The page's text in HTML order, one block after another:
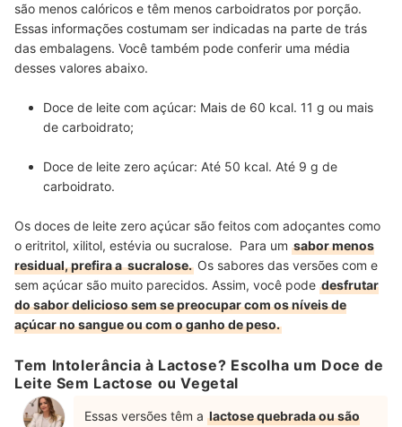
são menos calóricos e têm menos carboidratos por porção.
Essas informações costumam ser indicadas na parte de trás
das embalagens. Você também pode conferir uma média
desses valores abaixo.
Doce de leite com açúcar: Mais de 60 kcal. 11 g ou mais
de carboidrato;
Doce de leite zero açúcar: Até 50 kcal. Até 9 g de
carboidrato.
Os doces de leite zero açúcar são feitos com adoçantes como
o eritritol, xilitol, estévia ou sucralose. Para um sabor menos
residual, prefira a sucralose. Os sabores das versões com e
sem açúcar são muito parecidos. Assim, você pode desfrutar
do sabor delicioso sem se preocupar com os níveis de
açúcar no sangue ou com o ganho de peso.
Tem Intolerância à Lactose? Escolha um Doce de
Leite Sem Lactose ou Vegetal
Essas versões têm a lactose quebrada ou são